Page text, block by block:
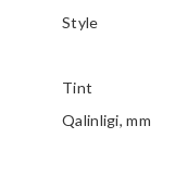
Style
Tint
Qalinligi, mm